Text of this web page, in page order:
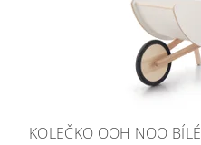
KOLEČKO OOH NOO BÍLÉ